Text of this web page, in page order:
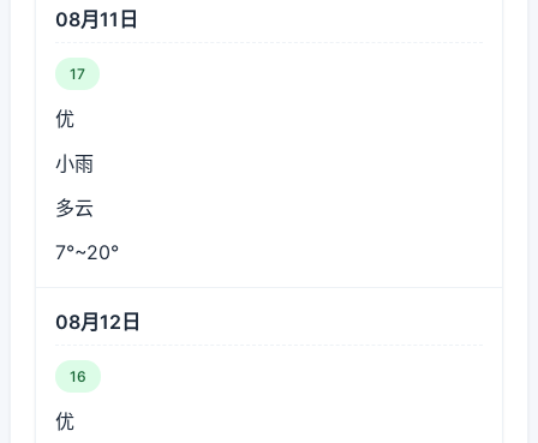
08月11日
17
优
小雨
多云
7°~20°
08月12日
16
优